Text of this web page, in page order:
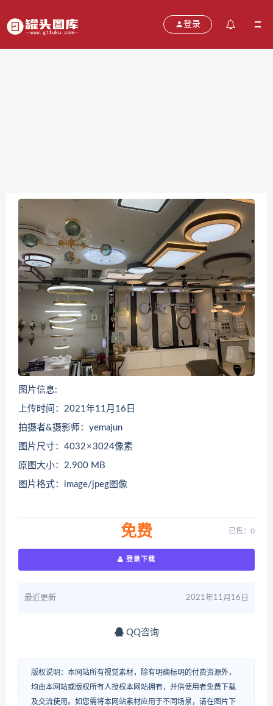
登录
图片信息:
上传时间：2021年11月16日
拍摄者&摄影师：yemajun
图片尺寸：4032 × 3024像素
原图大小：2.900 MB
图片格式：image/jpeg图像
免费 已售：0
登录下载
最近更新 2021年11月16日
QQ咨询
版权说明：本网站所有视觉素材，除有明确标明的付费资源外，
均由本网站或版权所有人授权本网站拥有，并供使用者免费下载
及交流使用。如您需将本网站素材应用于不同场景，请在图片下